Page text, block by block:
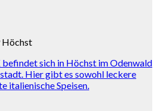
Höchst
sich in Höchst im Odenwald
Hier gibt es sowohl leckere
italienische Speisen.